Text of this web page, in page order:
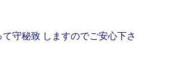
守秘致 しますのでご安心下さ